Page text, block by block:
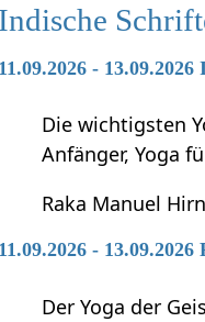
Indische
11.09.2026 -
Die wichtigsten
Anfänger, Yoga
Raka Manuel
11.09.2026 - 13.09.2026
Der Yoga der